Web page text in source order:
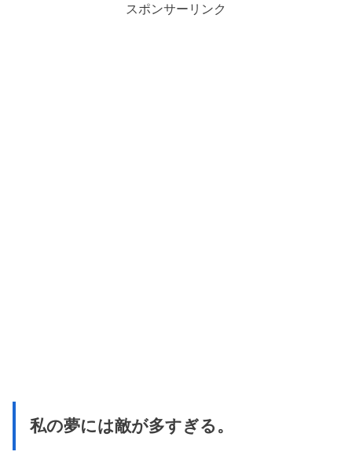
スポンサーリンク
私の夢には敵が多すぎる。